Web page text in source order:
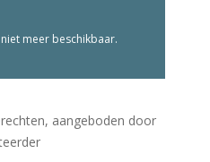
aangeboden door
meer beschikbaar.